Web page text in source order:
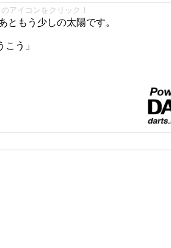
アイコンをクリック！
ともう少しの太陽です。
こう」